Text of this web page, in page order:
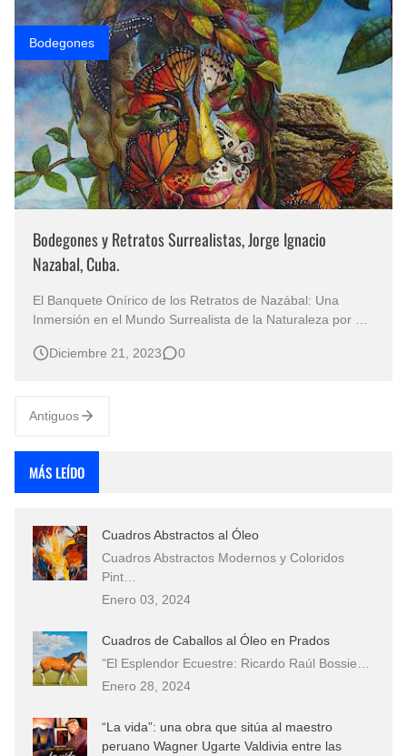
Bodegones
Bodegones y Retratos Surrealistas, Jorge Ignacio
Nazabal, Cuba.
El Banquete Onírico de los Retratos de Nazábal: Una
Inmersión en el Mundo Surrealista de la Naturaleza por el
(Surrealismo Cubano) Pinturas Surrealistas Bodegones
Diciembre 21, 2023 0
Antiguos
MÁS LEÍDO
Cuadros Abstractos al Óleo
Cuadros Abstractos Modernos y Coloridos
Pint…
Enero 03, 2024
Cuadros de Caballos al Óleo en Prados
"El Esplendor Ecuestre: Ricardo Raúl Bossie…
Enero 28, 2024
“La vida”: una obra que sitúa al maestro
peruano Wagner Ugarte Valdivia entre las